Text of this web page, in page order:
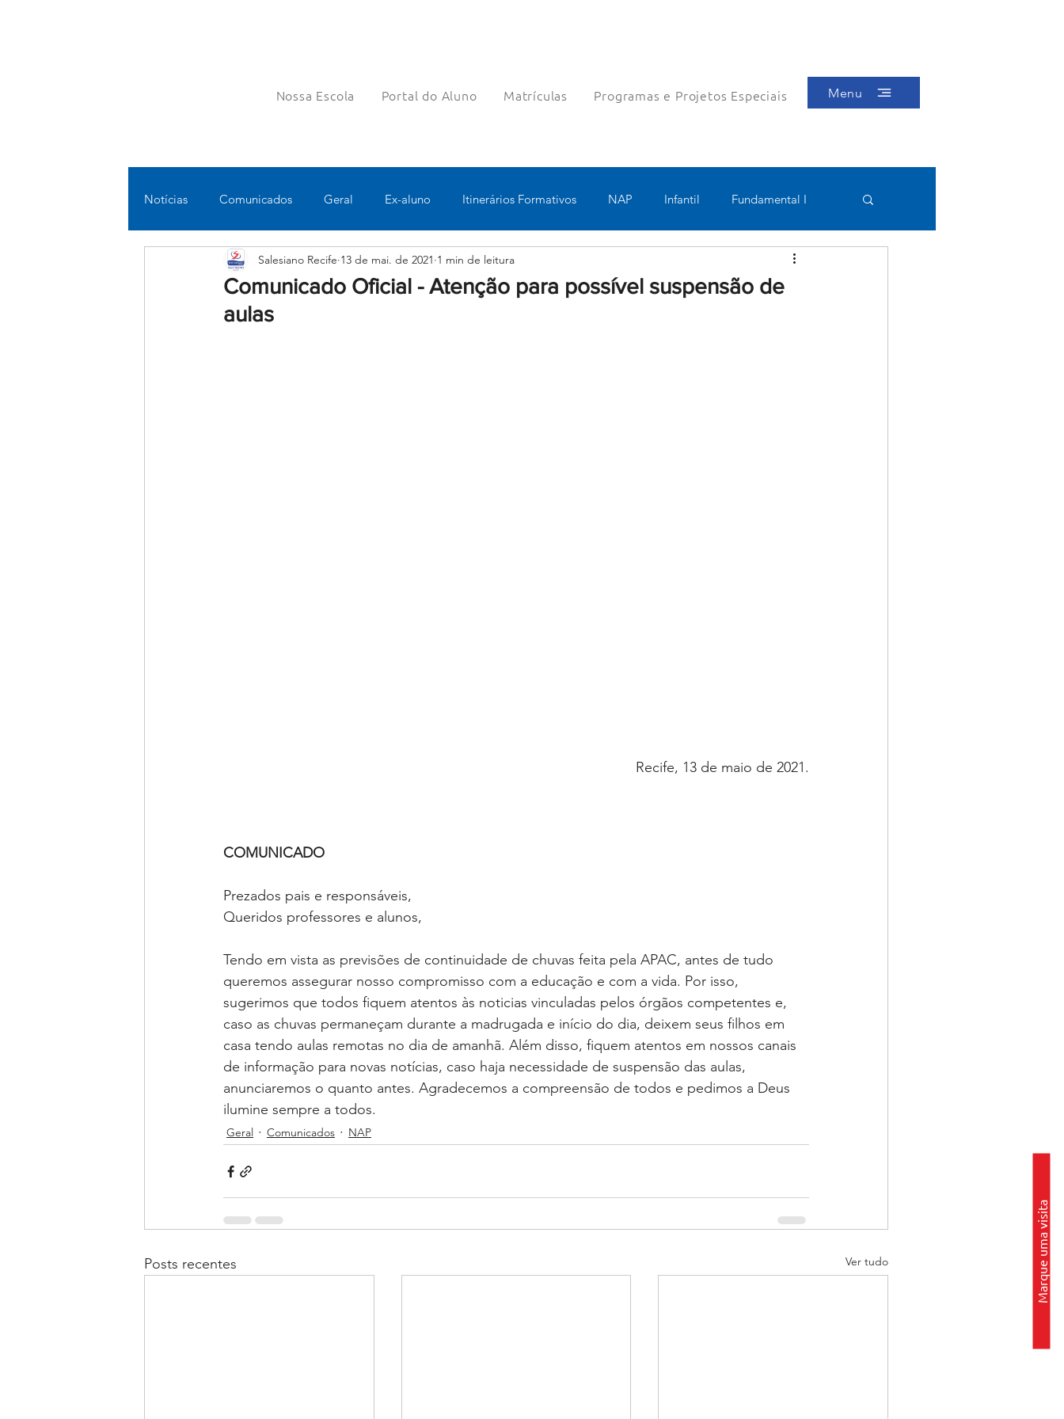
Nossa Escola Portal do Aluno Matrículas Programas e Projetos Especiais Menu
Marque uma visita
Notícias Comunicados Geral Ex-aluno Itinerários Formativos NAP Infantil Fundamental I
Fundamental II Ensino Médio Pastoral Esportes
Educomunicação
Comunicado Oficial - Atenção para possível suspensão de
aulas
Salesiano Recife 13 de mai. de 2021 1 min de leitura
Recife, 13 de maio de 2021.
COMUNICADO
Prezados pais e responsáveis,
Queridos professores e alunos,
Tendo em vista as previsões de continuidade de chuvas feita pela APAC, antes de tudo
queremos assegurar nosso compromisso com a educação e com a vida. Por isso,
sugerimos que todos fiquem atentos às noticias vinculadas pelos órgãos competentes e,
caso as chuvas permaneçam durante a madrugada e início do dia, deixem seus filhos em
casa tendo aulas remotas no dia de amanhã. Além disso, fiquem atentos em nossos canais
de informação para novas notícias, caso haja necessidade de suspensão das aulas,
anunciaremos o quanto antes. Agradecemos a compreensão de todos e pedimos a Deus
ilumine sempre a todos.
Geral Comunicados NAP
Posts recentes Ver tudo